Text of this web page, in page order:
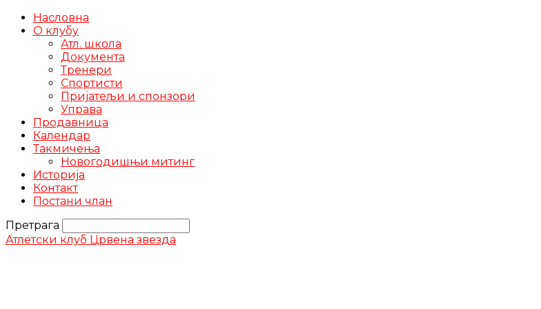
Насловна
О клубу
Атл. школа
Документа
Тренери
Спортисти
Пријатељи и спонзори
Управа
Продавница
Календар
Такмичења
Новогодишњи митинг
Историја
Контакт
Постани члан
Претрага
Атлетски клуб Црвена звезда